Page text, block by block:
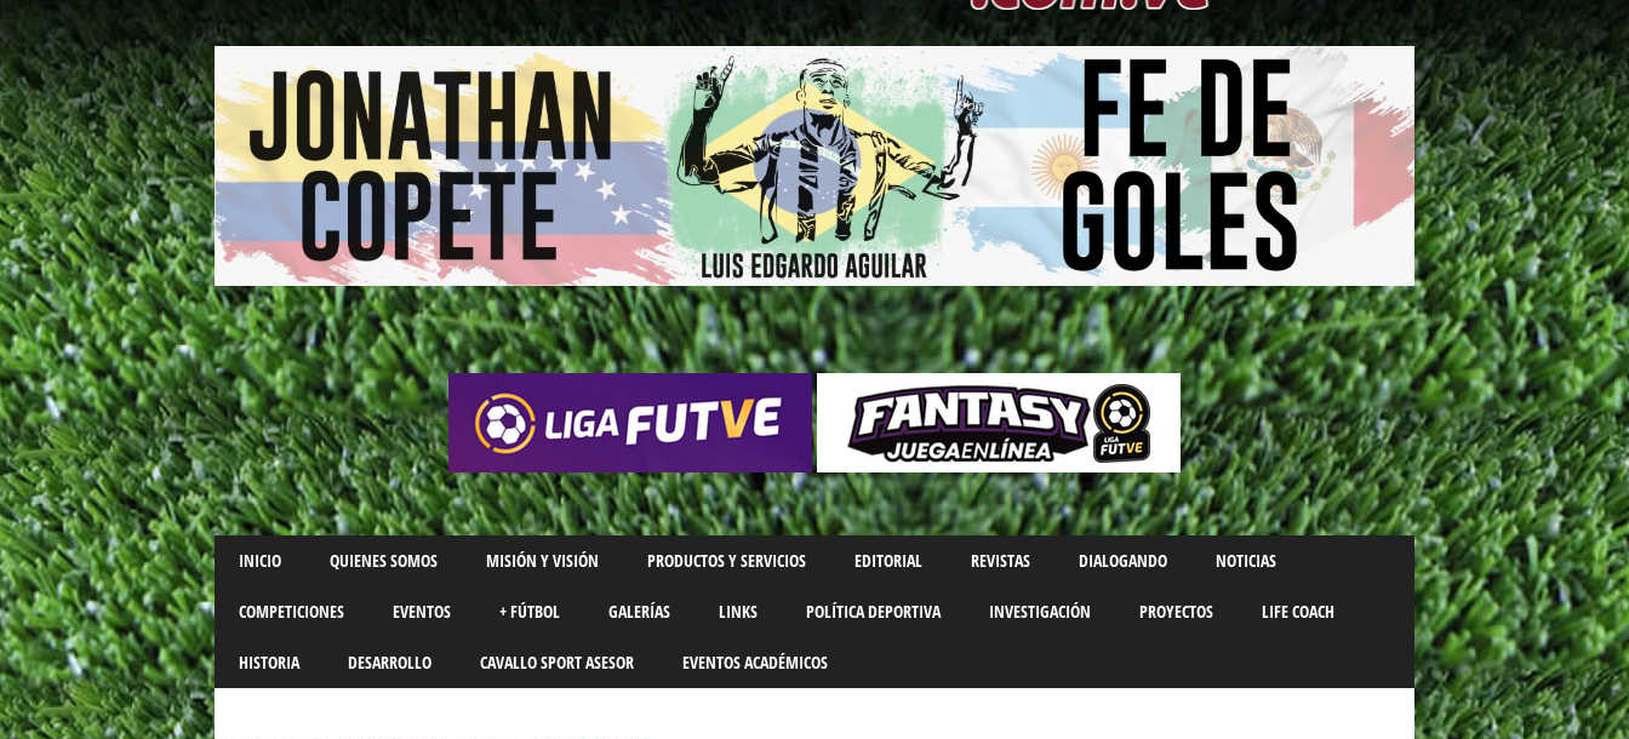
Main menu
Skip
to
content
INICIO QUIENES SOMOS MISIÓN Y VISIÓN PRODUCTOS Y SERVICIOS EDITORIAL REVISTAS DIALOGANDO NOTICIAS
COMPETICIONES EVENTOS + FÚTBOL GALERÍAS LINKS POLÍTICA DEPORTIVA INVESTIGACIÓN PROYECTOS LIFE COACH
HISTORIA DESARROLLO CAVALLO SPORT ASESOR EVENTOS ACADÉMICOS